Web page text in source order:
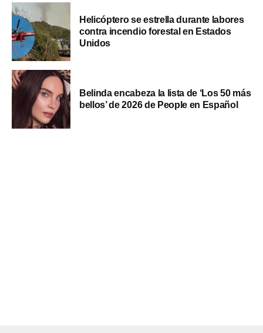
Helicóptero se estrella durante labores
contra incendio forestal en Estados
Unidos
Belinda encabeza la lista de ‘Los 50 más
bellos’ de 2026 de People en Español